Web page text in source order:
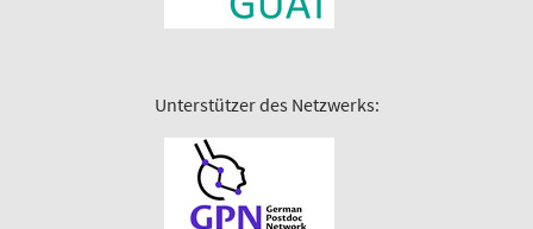
Unterstützer des Netzwerks: